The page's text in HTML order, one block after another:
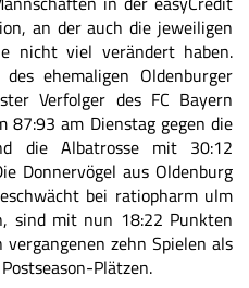
an der auch die jeweiligen
nicht viel verändert haben.
ehemaligen Oldenburger
Verfolger des FC Bayern
87:93 am Dienstag gegen die
die Albatrosse mit 30:12
Donnervögel aus Oldenburg
bei ratiopharm ulm
sind mit nun 18:22 Punkten
zehn Spielen als
Plätzen.